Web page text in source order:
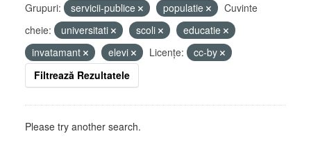
Grupuri: servicii-publice populatie
Cuvinte
cheie:
universitati scoli
educatie
invatamant
elevi Licenţe:
cc-by
Filtrează Rezultatele
Please try another search.